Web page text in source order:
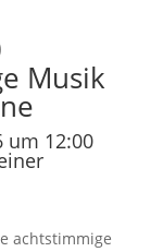
Musik
um 12:00
achtstimmige